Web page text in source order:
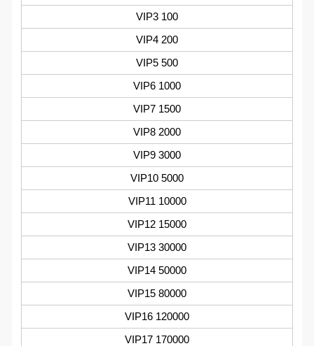
VIP3 100
VIP4 200
VIP5 500
VIP6 1000
VIP7 1500
VIP8 2000
VIP9 3000
VIP10 5000
VIP11 10000
VIP12 15000
VIP13 30000
VIP14 50000
VIP15 80000
VIP16 120000
VIP17 170000